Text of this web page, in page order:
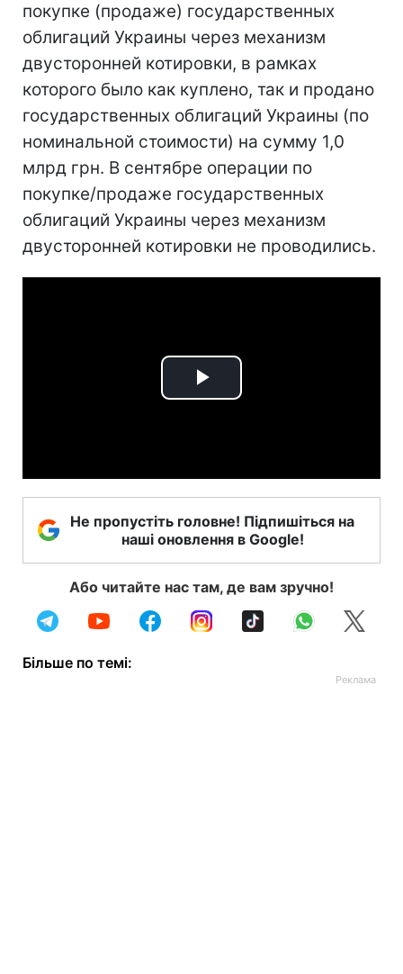
покупке (продаже) государственных
облигаций Украины через механизм
двусторонней котировки, в рамках
которого было как куплено, так и продано
государственных облигаций Украины (по
номинальной стоимости) на сумму 1,0
млрд грн. В сентябре операции по
покупке/продаже государственных
облигаций Украины через механизм
двусторонней котировки не проводились.
Play
Не пропустіть головне! Підпишіться на
наші оновлення в Google!
Або читайте нас там, де вам зручно!
Більше по темі: